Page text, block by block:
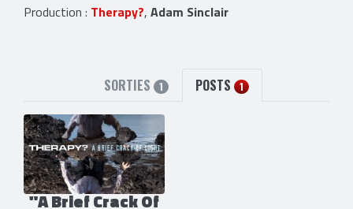
Production : Therapy?, Adam Sinclair
SORTIES 1 POSTS 1
"A Brief Crack Of